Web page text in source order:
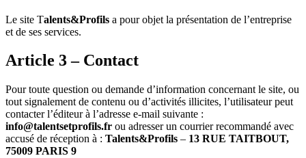
Le site Talents&Profils a pour objet la présentation de l’entreprise
et de ses services.
Article 3 – Contact
Pour toute question ou demande d’information concernant le site, ou
tout signalement de contenu ou d’activités illicites, l’utilisateur peut
contacter l’éditeur à l’adresse e-mail suivante :
info@talentsetprofils.fr ou adresser un courrier recommandé avec
accusé de réception à : Talents&Profils – 13 RUE TAITBOUT,
75009 PARIS 9